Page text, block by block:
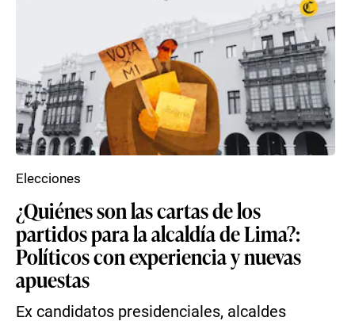
¿Quiénes son las cartas de los
partidos para la alcaldía de Lima?:
Políticos con experiencia y nuevas
apuestas
Ex candidatos presidenciales, alcaldes
Elecciones